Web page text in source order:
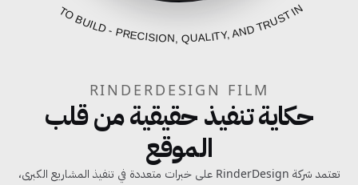
RINDERDESIGN FILM
حكاية تنفيذ حقيقية من قلب
الموقع
تعتمد شركة RinderDesign على خبرات متعددة في تنفيذ المشاريع الكبرى،
FROM BLUEPRINT TO BUILD - PRECISION, QUALITY, AND TRUST IN EVERY PROJECT